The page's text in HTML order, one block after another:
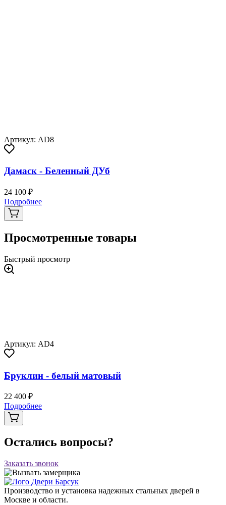
Артикул: AD8
Дамаск - Беленный ДУб
24 100 ₽
Подробнее
Просмотренные товары
Быстрый просмотр
Артикул: AD4
Бруклин - белый матовый
22 400 ₽
Подробнее
Остались вопросы?
Заказать звонок
Производство и установка надежных стальных дверей в
Москве и области.